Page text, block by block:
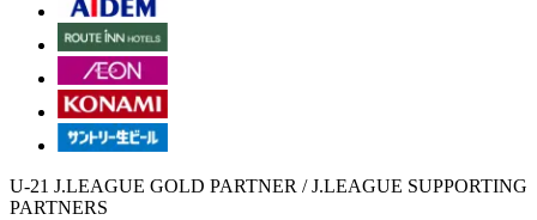
U-21 J.LEAGUE GOLD PARTNER / J.LEAGUE SUPPORTING
PARTNERS